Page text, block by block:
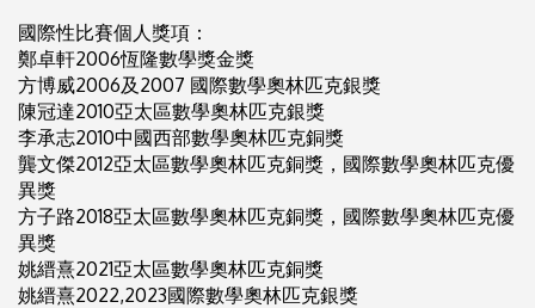
國際性比賽個人獎項：
鄭卓軒2006恆隆數學獎金獎
方博威2006及2007 國際數學奧林匹克銀獎
陳冠達2010亞太區數學奧林匹克銀獎
李承志2010中國西部數學奧林匹克銅獎
龔文傑2012亞太區數學奧林匹克銅獎，國際數學奧林匹克優
異獎
方子路2018亞太區數學奧林匹克銅獎，國際數學奧林匹克優
異獎
姚縉熹2021亞太區數學奧林匹克銅獎
姚縉熹2022,2023國際數學奧林匹克銀獎